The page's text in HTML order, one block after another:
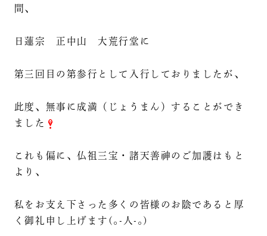
間、
日蓮宗 正中山 大荒行堂に
第三回目の第参行として入行しておりましたが、
此度、無事に成満（じょうまん）することができ
ました
これも偏に、仏祖三宝・諸天善神のご加護はもと
より、
私をお支え下さった多くの皆様のお陰であると厚
く御礼申し上げます(｡-人-｡)